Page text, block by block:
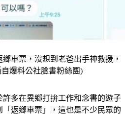
爆料公社臉書粉絲團)
返鄉車票」，這也是不少民眾的
上網分享， 自己前幾天上網搶台鐵